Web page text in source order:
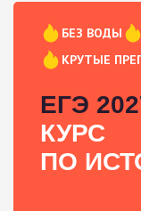
БЕЗ ВОДЫ
КРУТЫЕ
ЕГЭ
КУРС
ПО